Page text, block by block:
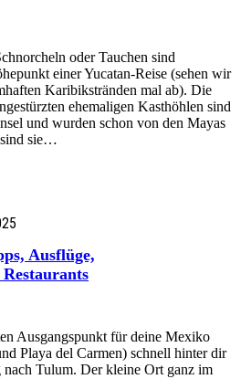
oder Tauchen sind
einer Yucatan-Reise (sehen wir
Karibikstränden mal ab). Die
ehemaligen Kasthöhlen sind
und wurden schon von den Mayas
sind sie…
Ausflüge,
Ausgangspunkt für deine Mexiko
Playa del Carmen) schnell hinter dir
Tulum. Der kleine Ort ganz im